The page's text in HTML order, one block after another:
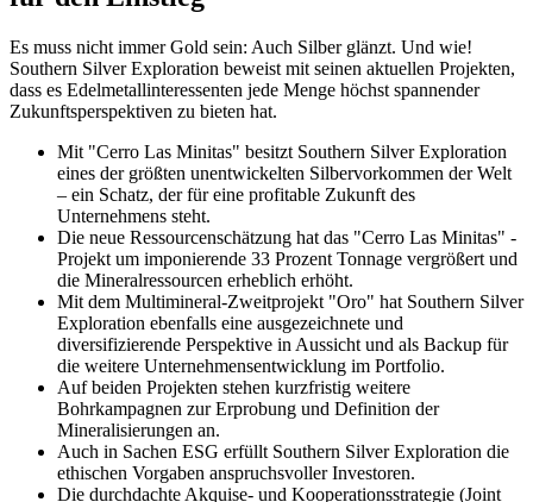
Es muss nicht immer Gold sein: Auch Silber glänzt. Und wie!
Southern Silver Exploration beweist mit seinen aktuellen Projekten,
dass es Edelmetallinteressenten jede Menge höchst spannender
Zukunftsperspektiven zu bieten hat.
Mit "Cerro Las Minitas" besitzt Southern Silver Exploration
eines der größten unentwickelten Silbervorkommen der Welt
– ein Schatz, der für eine profitable Zukunft des
Unternehmens steht.
Die neue Ressourcenschätzung hat das "Cerro Las Minitas" -
Projekt um imponierende 33 Prozent Tonnage vergrößert und
die Mineralressourcen erheblich erhöht.
Mit dem Multimineral-Zweitprojekt "Oro" hat Southern Silver
Exploration ebenfalls eine ausgezeichnete und
diversifizierende Perspektive in Aussicht und als Backup für
die weitere Unternehmensentwicklung im Portfolio.
Auf beiden Projekten stehen kurzfristig weitere
Bohrkampagnen zur Erprobung und Definition der
Mineralisierungen an.
Auch in Sachen ESG erfüllt Southern Silver Exploration die
ethischen Vorgaben anspruchsvoller Investoren.
Die durchdachte Akquise- und Kooperationsstrategie (Joint